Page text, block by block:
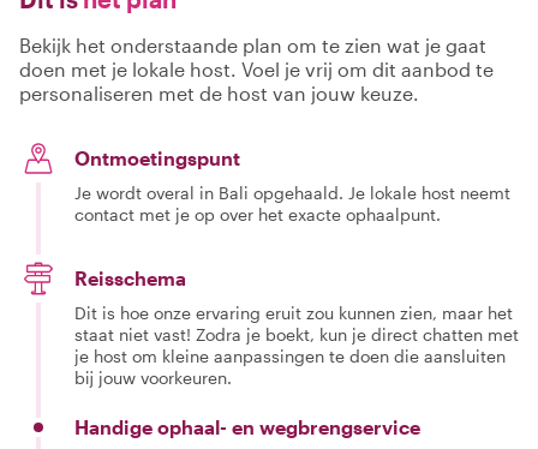
Bekijk het onderstaande plan om te zien wat je gaat
doen met je lokale host. Voel je vrij om dit aanbod te
personaliseren met de host van jouw keuze.
Ontmoetingspunt
Je wordt overal in Bali opgehaald. Je lokale host neemt
contact met je op over het exacte ophaalpunt.
Reisschema
Dit is hoe onze ervaring eruit zou kunnen zien, maar het
staat niet vast! Zodra je boekt, kun je direct chatten met
je host om kleine aanpassingen te doen die aansluiten
bij jouw voorkeuren.
Handige ophaal- en wegbrengservice